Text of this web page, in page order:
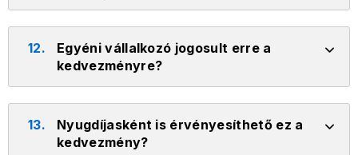
12.
Egyéni vállalkozó jogosult erre a
kedvezményre?
13.
Nyugdíjasként is érvényesíthető ez a
kedvezmény?